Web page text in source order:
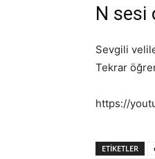
N sesi
Sevgili
Tekrar
https://
ETİKETLER